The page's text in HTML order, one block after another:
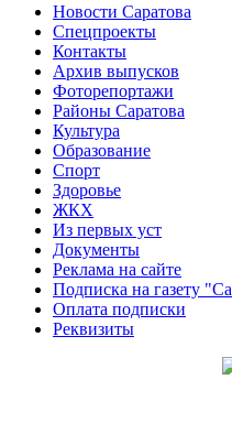
Новости Саратова
Спецпроекты
Контакты
Архив выпусков
Фоторепортажи
Районы Саратова
Культура
Образование
Спорт
Здоровье
ЖКХ
Из пеpвых уст
Документы
Реклама на сайте
Подписка на газету
Оплата подписки
Реквизиты